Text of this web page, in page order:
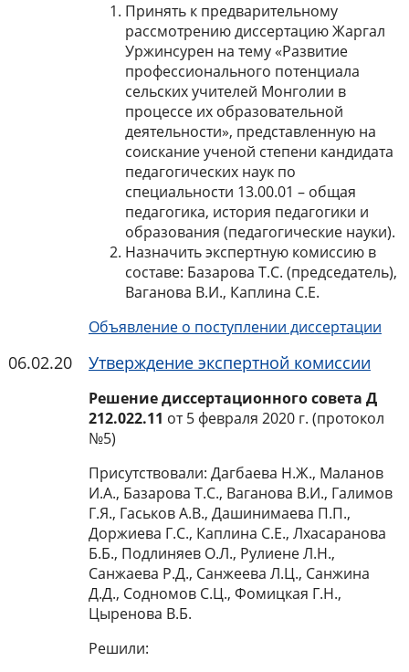
Принять к предварительному
рассмотрению диссертацию Жаргал
Уржинсурен на тему «Развитие
профессионального потенциала
сельских учителей Монголии в
процессе их образовательной
деятельности», представленную на
соискание ученой степени кандидата
педагогических наук по
специальности 13.00.01 – общая
педагогика, история педагогики и
образования (педагогические науки).
Назначить экспертную комиссию в
составе: Базарова Т.С. (председатель),
Ваганова В.И., Каплина С.Е.
Объявление о поступлении диссертации
06.02.20 Утверждение экспертной комиссии
Решение диссертационного совета Д
212.022.11 от 5 февраля 2020 г. (протокол
№5)
Присутствовали: Дагбаева Н.Ж., Маланов
И.А., Базарова Т.С., Ваганова В.И., Галимов
Г.Я., Гаськов А.В., Дашинимаева П.П.,
Доржиева Г.С., Каплина С.Е., Лхасаранова
Б.Б., Подлиняев О.Л., Рулиене Л.Н.,
Санжаева Р.Д., Санжеева Л.Ц., Санжина
Д.Д., Содномов С.Ц., Фомицкая Г.Н.,
Цыренова В.Б.
Решили: